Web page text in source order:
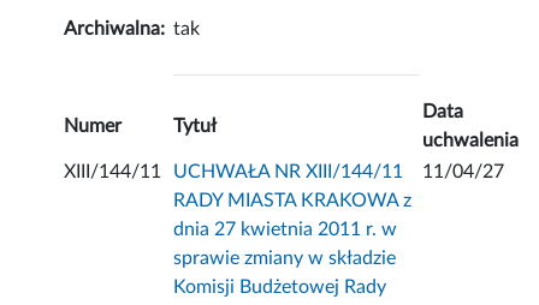
Archiwalna: tak
Numer Tytuł
Data
uchwalenia
XIII/144/11
UCHWAŁA NR XIII/144/11
RADY MIASTA KRAKOWA z
dnia 27 kwietnia 2011 r. w
sprawie zmiany w składzie
Komisji Budżetowej Rady
11/04/27